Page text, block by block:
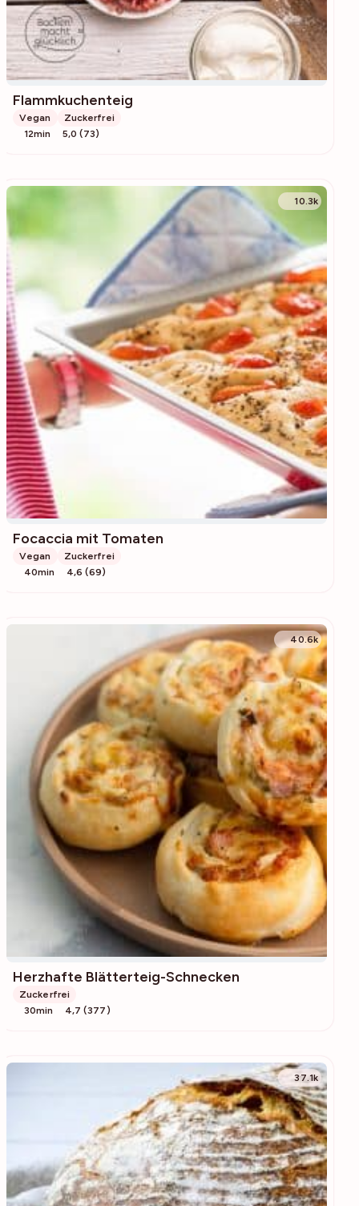
Flammkuchenteig
Vegan
Zuckerfrei
12min
5,0 (73)
10.3k
Focaccia mit Tomaten
Vegan
Zuckerfrei
40min
4,6 (69)
40.6k
Herzhafte Blätterteig-Schnecken
Zuckerfrei
30min
4,7 (377)
37.1k